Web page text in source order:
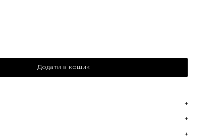
Додати в кошик